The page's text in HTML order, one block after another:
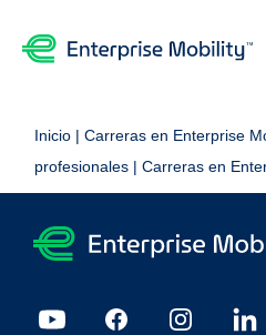
Inicio | Carreras en Enterprise
profesionales | Carreras en